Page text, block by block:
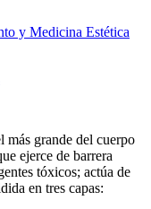
y Medicina Estética
más grande del cuerpo
ejerce de barrera
tóxicos; actúa de
en tres capas: